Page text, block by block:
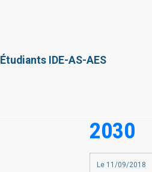
Étudiants IDE-AS-AES
2030
Le 11/09/2018